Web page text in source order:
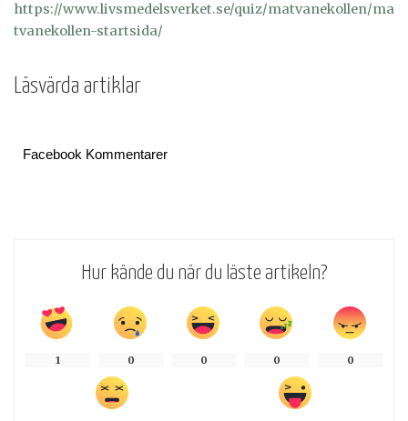
https://www.livsmedelsverket.se/quiz/matvanekollen/ma
tvanekollen-startsida/
Läsvärda artiklar
Facebook Kommentarer
Hur kände du när du läste artikeln?
1 0 0 0 0